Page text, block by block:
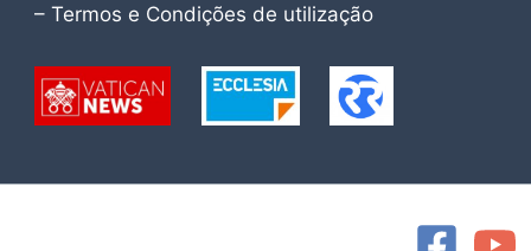
– Termos e Condições de utilização